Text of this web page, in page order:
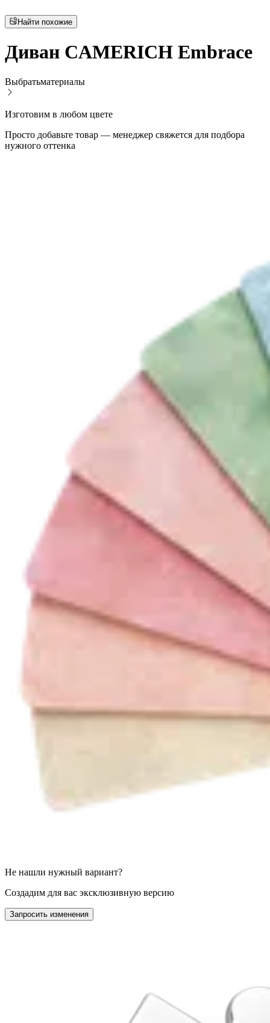
Найти похожие
Диван CAMERICH Embrace
Выбратьматериалы
Изготовим в любом цвете
Просто добавьте товар — менеджер свяжется для подбора
нужного оттенка
Не нашли нужный вариант?
Создадим для вас эксклюзивную версию
Запросить изменения